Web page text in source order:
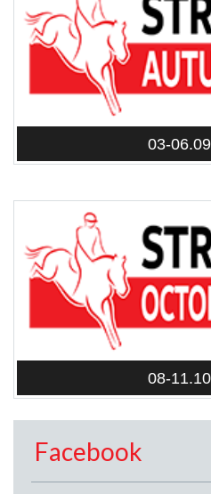
03-
08-
Facebook